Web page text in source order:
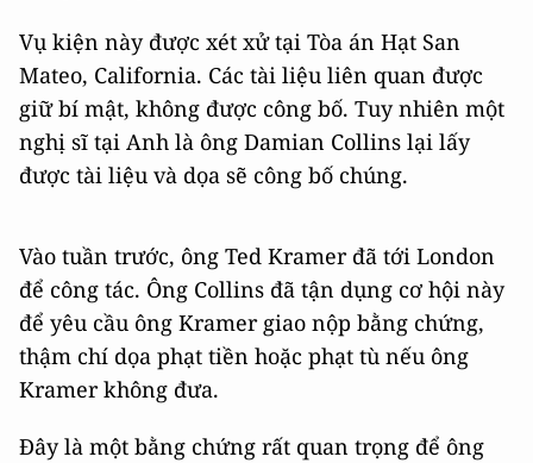
Vụ kiện này được xét xử tại Tòa án Hạt San
Mateo, California. Các tài liệu liên quan được
giữ bí mật, không được công bố. Tuy nhiên một
nghị sĩ tại Anh là ông Damian Collins lại lấy
được tài liệu và dọa sẽ công bố chúng.
Vào tuần trước, ông Ted Kramer đã tới London
để công tác. Ông Collins đã tận dụng cơ hội này
để yêu cầu ông Kramer giao nộp bằng chứng,
thậm chí dọa phạt tiền hoặc phạt tù nếu ông
Kramer không đưa.
Đây là một bằng chứng rất quan trọng để ông